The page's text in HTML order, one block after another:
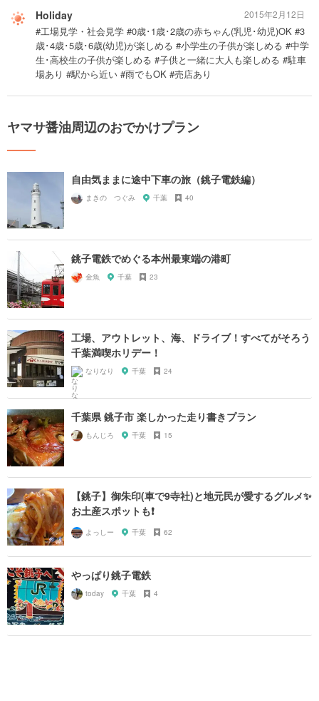
Holiday
#工場見学・社会見学 #0歳･1歳･2歳の赤ちゃん(乳児･幼児)OK #3
歳･4歳･5歳･6歳(幼児)が楽しめる #小学生の子供が楽しめる #中学
生･高校生の子供が楽しめる #子供と一緒に大人も楽しめる #駐車
場あり #駅から近い #雨でもOK #売店あり
2015年2月12日
ヤマサ醤油周辺のおでかけプラン
自由気ままに途中下車の旅（銚子電鉄編）
まきの つぐみ 千葉 40
銚子電鉄でめぐる本州最東端の港町
金魚 千葉 23
工場、アウトレット、海、ドライブ！すべてがそろう
千葉満喫ホリデー！
なりなり 千葉 24
千葉県 銚子市 楽しかった走り書きプラン
もんじろ 千葉 15
【銚子】御朱印(車で9寺社)と地元民が愛するグルメ✨
お土産スポットも❗️
よっしー 千葉 62
やっぱり銚子電鉄
today 千葉 4